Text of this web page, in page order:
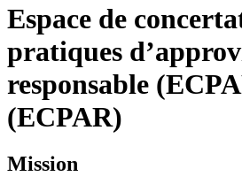
Espace de
pratiques
responsable
(ECPAR)
Mission